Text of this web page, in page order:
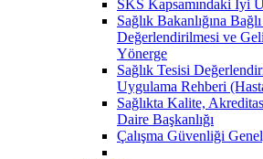
SKS Kapsamındaki İyi
Sağlık Bakanlığına
Değerlendirilmesi ve
Yönerge
Sağlık Tesisi
Uygulama Rehberi
Sağlıkta Kalite,
Daire Başkanlığı
Çalışma Güvenliği